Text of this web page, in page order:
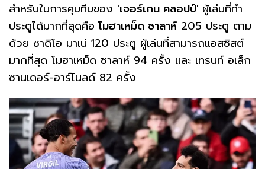
สำหรับในการคุมทีมของ 'เจอร์เกน คลอปป์' ผู้เล่นที่ทำ
ประตูได้มากที่สุดคือ โมฮาเหม็ด ซาลาห์ 205 ประตู ตาม
ด้วย ซาดิโอ มาเน่ 120 ประตู ผู้เล่นที่สามารถแอสซิสต์
มากที่สุด โมฮาเหม็ด ซาลาห์ 94 ครั้ง และ เทรนท์ อเล็ก
ซานเดอร์-อาร์โนลด์ 82 ครั้ง